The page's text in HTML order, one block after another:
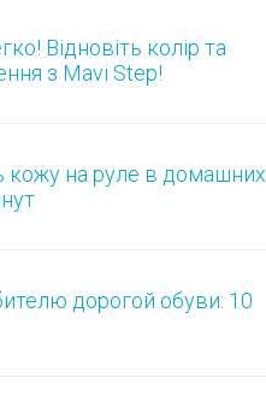
Відновіть колір та
з Mavi Step!
кожу на руле в домашних
дорогой обуви: 10